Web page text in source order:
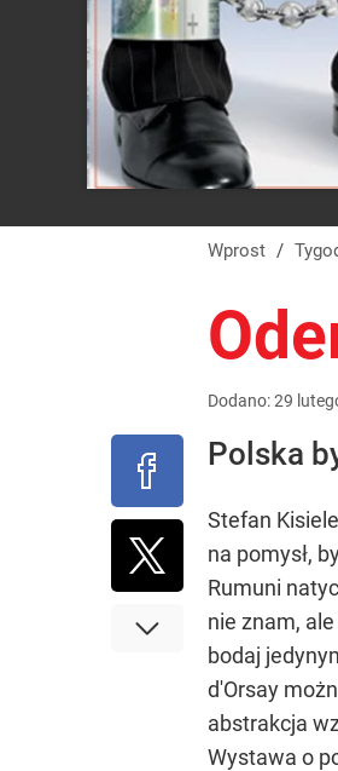
Wprost /
Dodano:29
Polska
Stefan
na pomysł,
Rumuni
nie znam,
bodaj
d'Orsay
abstrakcja
Wystawa o